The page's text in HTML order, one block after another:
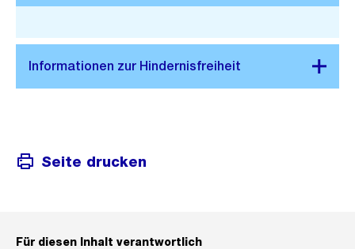
Stadtplan 3D
Seite drucken
Für diesen Inhalt verantwortlich